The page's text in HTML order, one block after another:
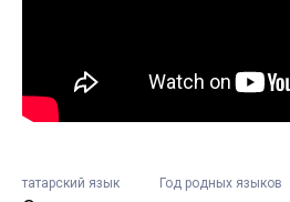
татарский язык Год родных языков